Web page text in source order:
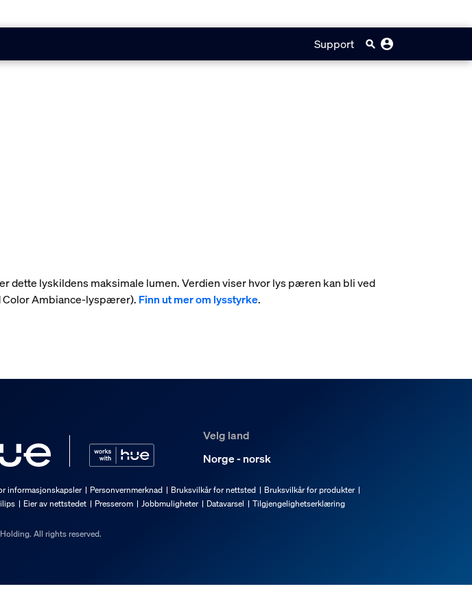
Support
dette lyskildens maksimale lumen. Verdien viser hvor lys pæren kan bli ved
Color Ambiance-lyspærer). Finn ut mer om lysstyrke.
Velg land
Norge - norsk
informasjonskapsler Personvernmerknad Bruksvilkår for nettsted
Bruksvilkår for produkter
Eier av nettstedet Presserom Jobbmuligheter Datavarsel Tilgjengelighetserklæring
All rights reserved.